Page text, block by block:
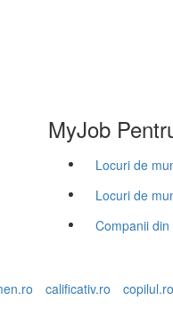
MyJob
Locuri de
Locuri de
Companii
calificativ.ro copilul.ro